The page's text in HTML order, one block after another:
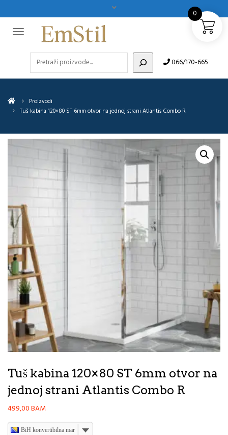
066/170-665
Proizvodi
Tuš kabina 120×80 ST 6mm otvor na jednoj strani Atlantis Combo R
Tuš kabina 120×80 ST 6mm otvor na
jednoj strani Atlantis Combo R
499,00BAM
BiH konvertibilna marka
0